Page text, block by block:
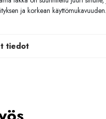
ja korkean käyttömukavuuden.
tiedot